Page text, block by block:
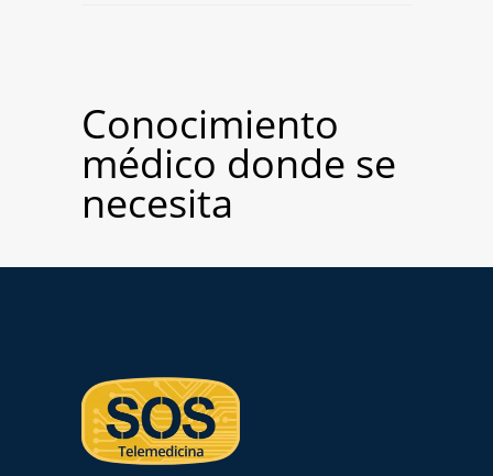
Conocimiento
médico donde se
necesita